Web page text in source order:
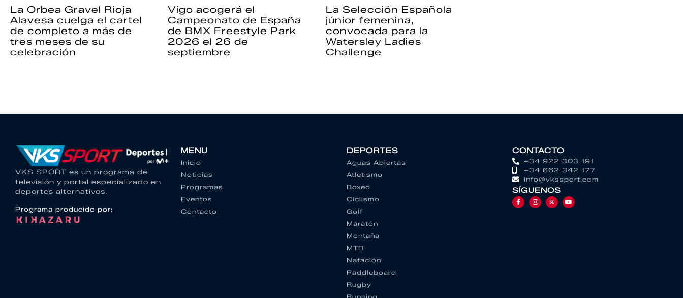
La Orbea Gravel Rioja
Alavesa cuelga el cartel
de completo a más de
tres meses de su
celebración
Vigo acogerá el
Campeonato de España
de BMX Freestyle Park
2026 el 26 de
septiembre
La Selección Española
júnior femenina,
convocada para la
Watersley Ladies
Challenge
VKS SPORT es un programa de
televisión y portal especializado en
deportes alternativos.
Programa producido por:
MENU
Inicio
Noticias
Programas
Eventos
Contacto
DEPORTES
Aguas Abiertas
Atletismo
Boxeo
Ciclismo
Golf
Maratón
Montaña
MTB
Natación
Paddleboard
Rugby
CONTACTO
+34 922 303 191
+34 662 342 177
info@vkssport.com
SÍGUENOS